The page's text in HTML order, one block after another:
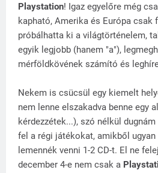
Playstation! Igaz egyelőre még
kapható, Amerika és Európa csak
próbálhatta ki a világtörténelem,
egyik legjobb (hanem "a"),
mérföldkövének számító és
Nekem is csücsül egy kiemelt
nem lenne elszakadva benne egy
kérdezzétek...), szó nélkül
fel a régi játékokat, amikből
lemennék venni 1-2 CD-t. El ne
december 4-e nem csak a